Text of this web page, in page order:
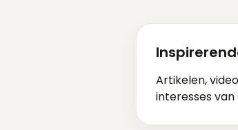
Artikelen,
interesses van